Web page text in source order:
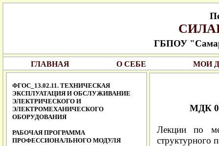
ГБПОУ
ГЛАВНАЯ О СЕБЕ МОИ
ФГОС_13.02.11. ТЕХНИЧЕСКАЯ
ЭКСПЛУАТАЦИЯ И ОБСЛУЖИВАНИЕ
ЭЛЕКТРИЧЕСКОГО И
ЭЛЕКТРОМЕХАНИЧЕСКОГО
ОБОРУДОВАНИЯ
РАБОЧАЯ ПРОГРАММА
ПРОФЕССИОНАЛЬНОГО МОДУЛЯ
МДК
Лекции по
структурного